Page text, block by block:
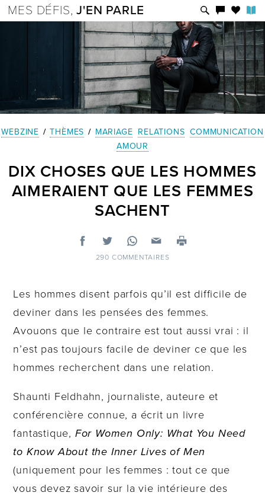
MES DÉFIS,J'EN PARLE
WEBZINE / THÈMES / MARIAGE RELATIONS COMMUNICATION
AMOUR
DIX CHOSES QUE LES HOMMES
AIMERAIENT QUE LES FEMMES
SACHENT
290 COMMENTAIRES
Les hommes disent parfois qu’il est difficile de
deviner dans les pensées des femmes.
Avouons que le contraire est tout aussi vrai : il
n’est pas toujours facile de deviner ce que les
hommes recherchent dans une relation.
Shaunti Feldhahn, journaliste, auteure et
conférencière connue, a écrit un livre
fantastique, For Women Only: What You Need
to Know About the Inner Lives of Men
(uniquement pour les femmes : tout ce que
vous devez savoir sur la vie intérieure des